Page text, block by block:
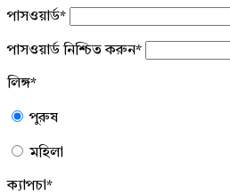
পাসওয়ার্ড*
পাসওয়ার্ড নিশ্চিত করুন*
লিঙ্গ*
পুরুষ
মহিলা
ক্যাপচা*